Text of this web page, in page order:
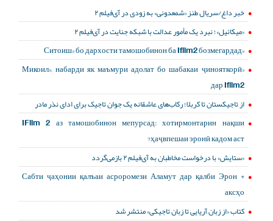
خبر داغ/سریال طنز «شمعدونی» به زودی در آی‌فیلم ۲
«میکائیل»؛ نبرد یک مأمور عدالت با شبکه جنایت در آی‌فیلم ۲
«Ситоиш» бо дархости тамошобинон ба Ifilm2 бозмегардад
«Микоил»; набарди як маъмури адолат бо шабакаи ҷинояткорӣ
дар Ifilm2
از تاجیکستان تا کربلا؛ رکاب‌های عاشقانه یک جوان تاجیک برای ادای نذر مادر
IFilm 2 аз тамошобинон мепурсад: хотирмонтарин нақши
ҳаҷвпешаи эронӣ кадом аст?
«ستایش» با درخواست مخاطبان به آی‌فیلم ۲ بازمی‌گردد
Сабти ҷаҳонии қалъаи асроромези Аламут дар қалби Эрон +
аксҳо
کتاب «از زبان آریایی تا زبان تاجیکی» منتشر شد